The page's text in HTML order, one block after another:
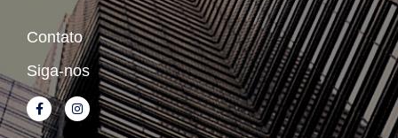
Contato
Siga-nos